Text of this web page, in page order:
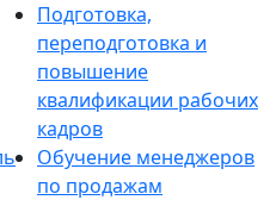
Подготовка,
переподготовка и
повышение
квалификации рабочих
кадров
Обучение менеджеров
по продажам